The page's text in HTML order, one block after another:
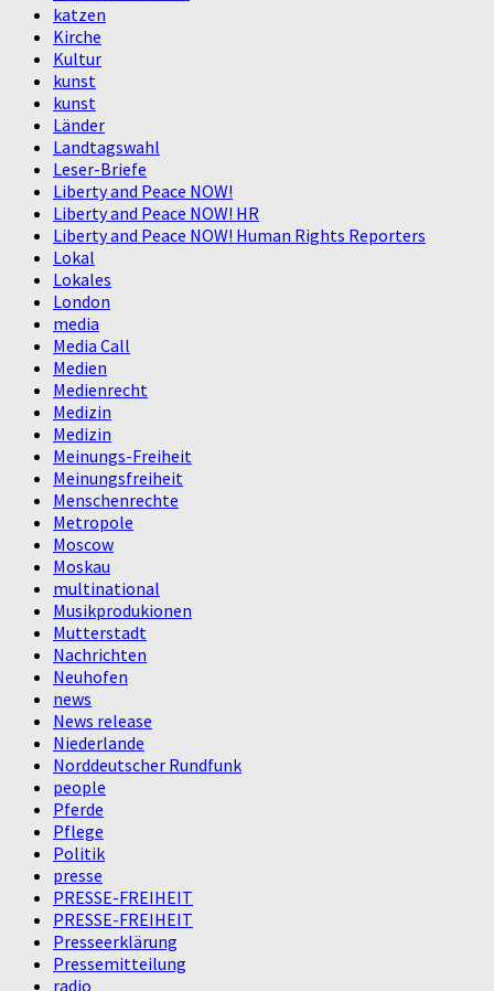
katzen
Kirche
Kultur
kunst
kunst
Länder
Landtagswahl
Leser-Briefe
Liberty and Peace NOW!
Liberty and Peace NOW! HR
Liberty and Peace NOW! Human Rights Reporters
Lokal
Lokales
London
media
Media Call
Medien
Medienrecht
Medizin
Medizin
Meinungs-Freiheit
Meinungsfreiheit
Menschenrechte
Metropole
Moscow
Moskau
multinational
Musikprodukionen
Mutterstadt
Nachrichten
Neuhofen
news
News release
Niederlande
Norddeutscher Rundfunk
people
Pferde
Pflege
Politik
presse
PRESSE-FREIHEIT
PRESSE-FREIHEIT
Presseerklärung
Pressemitteilung
radio